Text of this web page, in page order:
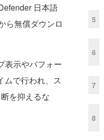
日本語
ら無償ダウンロ
表示やパフォー
ムで行われ、ス
を抑えるな
5
6
7
8